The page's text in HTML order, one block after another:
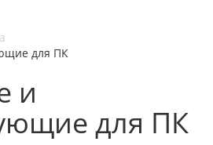
для ПК
и
для ПК